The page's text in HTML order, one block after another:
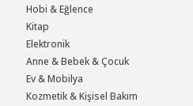
Hobi & Eğlence
Kitap
Elektronik
Anne & Bebek & Çocuk
Ev & Mobilya
Kozmetik & Kişisel Bakım